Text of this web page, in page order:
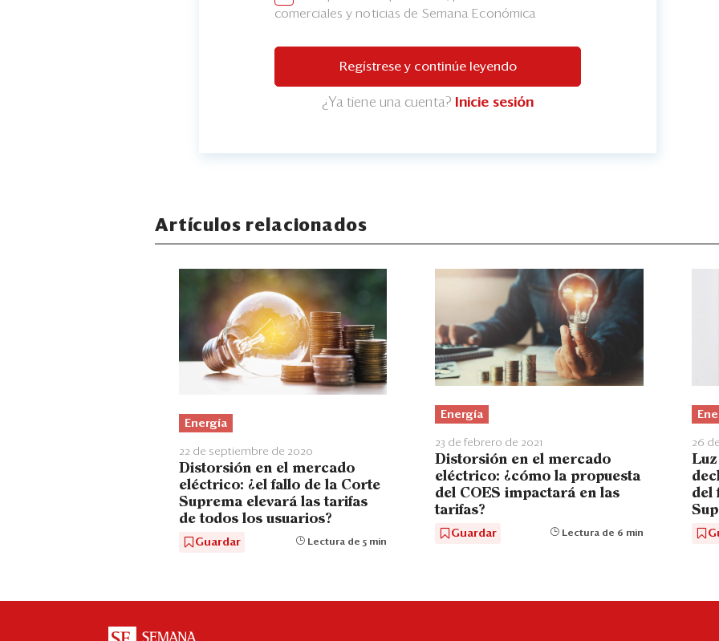
comerciales y noticias de Semana Económica
Regístrese y continúe leyendo
¿Ya tiene una cuenta? Inicie sesión
Artículos relacionados
Energía
22 de septiembre de 2020
Distorsión en el mercado
eléctrico: ¿el fallo de la Corte
Suprema elevará las tarifas
de todos los usuarios?
Guardar Lectura de 5 min
Energía
23 de febrero de 2021
Distorsión en el mercado
eléctrico: ¿cómo la propuesta
del COES impactará en las
tarifas?
Guardar Lectura de 6 min
26
del